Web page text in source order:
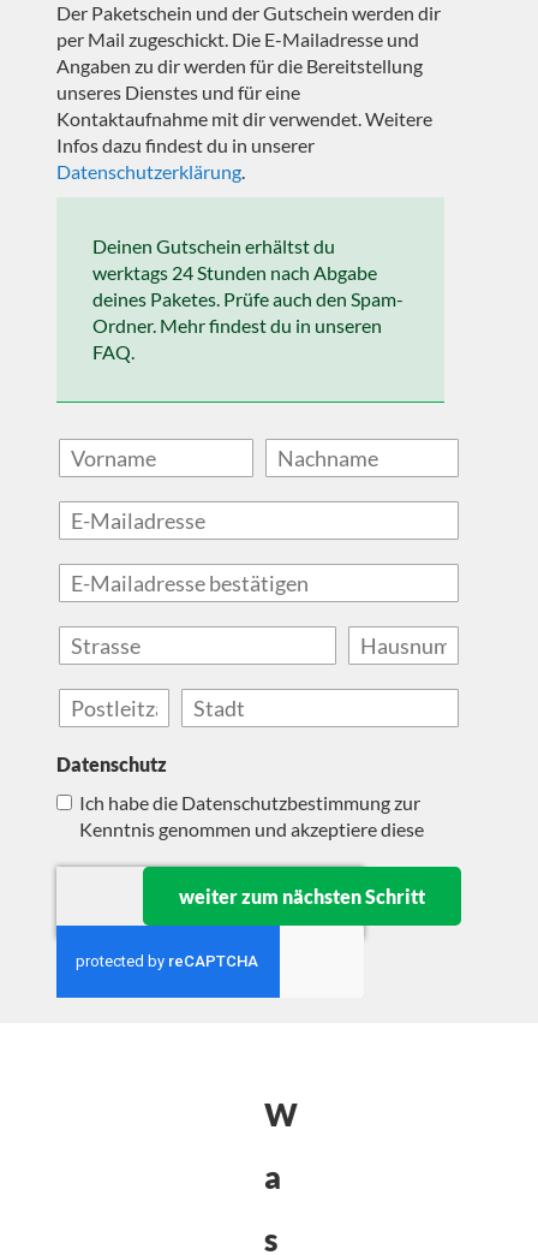
Der Paketschein und der Gutschein werden dir
per Mail zugeschickt. Die E-Mailadresse und
Angaben zu dir werden für die Bereitstellung
unseres Dienstes und für eine
Kontaktaufnahme mit dir verwendet. Weitere
Infos dazu findest du in unserer
Datenschutzerklärung.
Deinen Gutschein erhältst du
werktags 24 Stunden nach Abgabe
deines Paketes. Prüfe auch den Spam-
Ordner. Mehr findest du in unseren
FAQ.
t
r
t
a
u
m
m
Datenschutz
Ich habe die Datenschutzbestimmung zur
Kenntnis genommen und akzeptiere diese
weiter zum nächsten Schritt
W
a
s